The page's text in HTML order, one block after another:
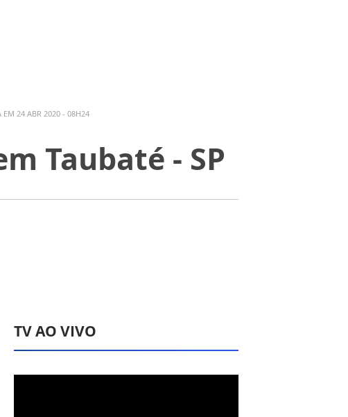
EM 24 ABR 2020 - 08H24
Taubaté - SP
TV AO VIVO